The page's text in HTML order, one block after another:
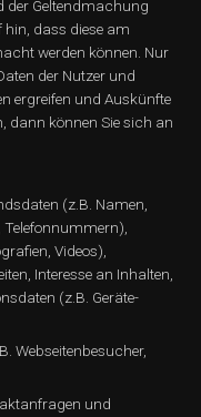
der Geltendmachung
hin, dass diese am
werden können. Nur
der Nutzer und
ergreifen und Auskünfte
dann können Sie sich an
(z.B. Namen,
Videos),
Interesse an Inhalten,
(z.B. Geräte-
Webseitenbesucher,
und